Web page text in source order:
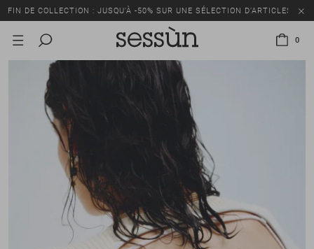
FIN DE COLLECTION : JUSQU’À -50% SUR UNE SÉLECTION D’ARTICLES
0